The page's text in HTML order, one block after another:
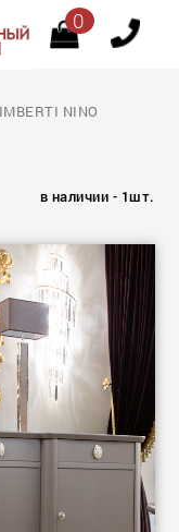
0
NINO
в наличии - 1шт.